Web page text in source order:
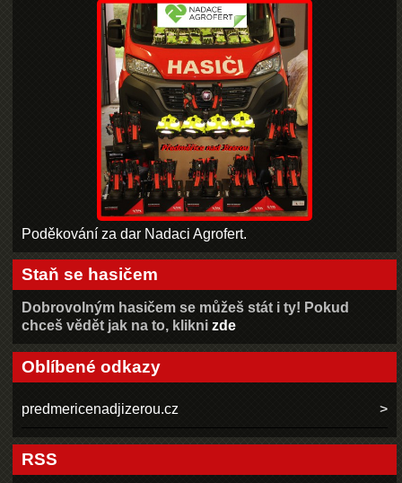
Poděkování za dar Nadaci Agrofert.
Staň se hasičem
Dobrovolným hasičem se můžeš stát i ty! Pokud
chceš vědět jak na to, kliknizde
Oblíbené odkazy
predmericenadjizerou.cz
RSS